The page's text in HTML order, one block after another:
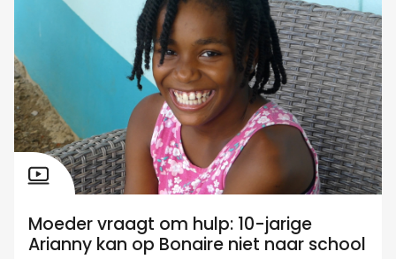
Moeder vraagt om hulp: 10-jarige
Arianny kan op Bonaire niet naar school